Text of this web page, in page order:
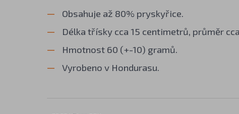
Obsahuje až 80% pryskyřice.
Délka třísky cca 15 centimetrů, průměr
Hmotnost 60 (+-10) gramů.
Vyrobeno v Hondurasu.